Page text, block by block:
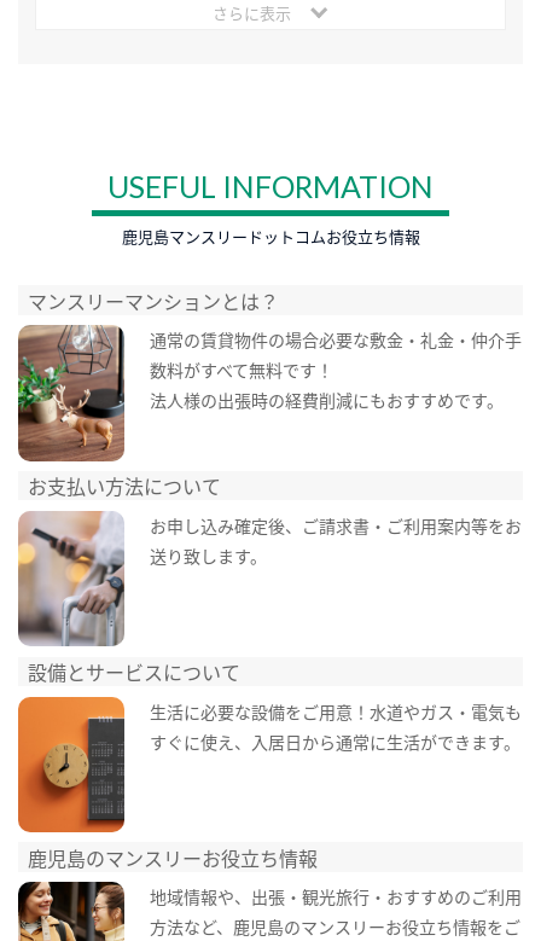
さらに表示
USEFUL INFORMATION
鹿児島マンスリードットコムお役立ち情報
マンスリーマンションとは？
通常の賃貸物件の場合必要な敷金・礼金・仲介手
数料がすべて無料です！
法人様の出張時の経費削減にもおすすめです。
お支払い方法について
お申し込み確定後、ご請求書・ご利用案内等をお
送り致します。
設備とサービスについて
生活に必要な設備をご用意！水道やガス・電気も
すぐに使え、入居日から通常に生活ができます。
鹿児島のマンスリーお役立ち情報
地域情報や、出張・観光旅行・おすすめのご利用
方法など、鹿児島のマンスリーお役立ち情報をご